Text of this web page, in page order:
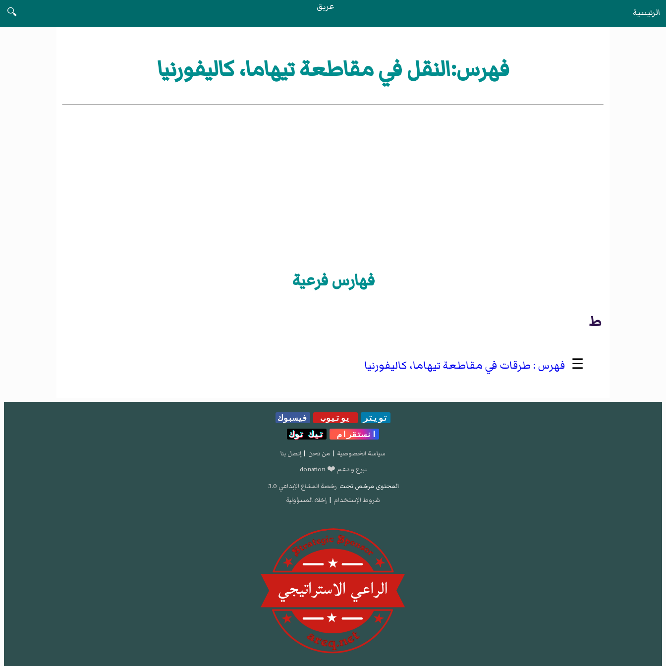
الرئيسية عريق
🔍
فهرس:النقل في مقاطعة تيهاما، كاليفورنيا
فهارس فرعية
ط
☰ طرقات في مقاطعة تيهاما، كاليفورنيا
تويتر يوتيوب
فيسبوك
انستقرام
تيك توك
سياسة الخصوصية | من نحن | إتصل بنا
تبرع و دعم ❤️ donation
المحتوى مرخص تحت رخصة المشاع الإبداعي 3.0
شروط الإستخدام | إخلاء المسؤولية